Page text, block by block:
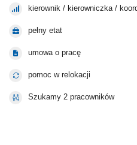
kierownik / kierowniczka /
pełny etat
umowa o pracę
pomoc w relokacji
Szukamy 2 pracowników